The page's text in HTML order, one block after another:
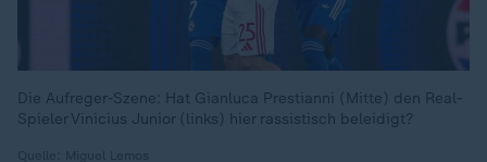
Die Aufreger-Szene: Hat Gianluca Prestianni (Mitte) den Real-
Spieler Vinicius Junior (links) hier rassistisch beleidigt?